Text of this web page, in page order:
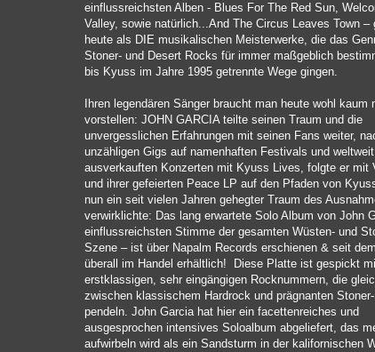
einflussreichsten Alben - Blues For The Red Sun,
Valley, sowie natürlich...And The Circus Leaves Town –
heute als DIE musikalischen Meisterwerke, die das
Stoner- und Desert Rocks für immer maßgeblich
bis Kyuss im Jahre 1995 getrennte Wege gingen.
Ihren legendären Sänger braucht man heute wohl kaum
vorstellen: JOHN GARCIA teilte seinen Traum und die
unvergesslichen Erfahrungen mit seinen Fans weiter,
unzähligen Gigs auf namenhaften Festivals und weltweit
ausverkauften Konzerten mit Kyuss Lives, folgte er mit
und ihrer gefeierten Peace LP auf den Pfaden von
nun ein seit vielen Jahren gehegter Traum des
verwirklichte: Das lang erwartete Solo Album von John
einflussreichsten Stimme der gesamten Wüsten- und
Szene – ist über Napalm Records erschienen & seit
überall im Handel erhältlich! Diese Platte ist gespickt
erstklassigen, sehr eingängigen Rocknummern, die
zwischen klassischem Hardrock und prägnanten
pendeln. John Garcia hat hier ein facettenreiches und
ausgesprochen intensives Soloalbum abgeliefert, das
aufwirbeln wird als ein Sandsturm in der kalifornischen